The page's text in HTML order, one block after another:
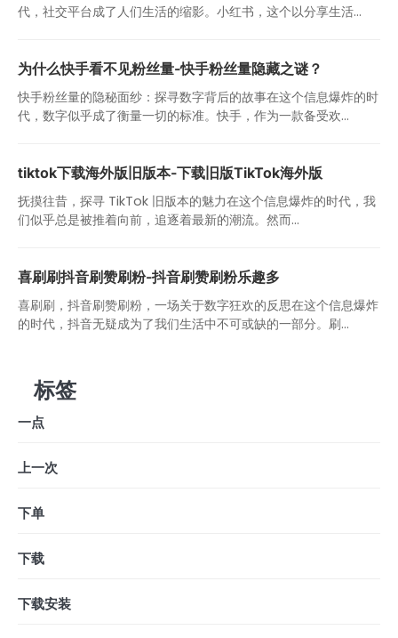
代，社交平台成了人们生活的缩影。小红书，这个以分享生活...
为什么快手看不见粉丝量-快手粉丝量隐藏之谜？
快手粉丝量的隐秘面纱：探寻数字背后的故事在这个信息爆炸的时
代，数字似乎成了衡量一切的标准。快手，作为一款备受欢...
tiktok下载海外版旧版本-下载旧版TikTok海外版
抚摸往昔，探寻 TikTok 旧版本的魅力在这个信息爆炸的时代，我
们似乎总是被推着向前，追逐着最新的潮流。然而...
喜刷刷抖音刷赞刷粉-抖音刷赞刷粉乐趣多
喜刷刷，抖音刷赞刷粉，一场关于数字狂欢的反思在这个信息爆炸
的时代，抖音无疑成为了我们生活中不可或缺的一部分。刷...
标签
一点
上一次
下单
下载
下载安装